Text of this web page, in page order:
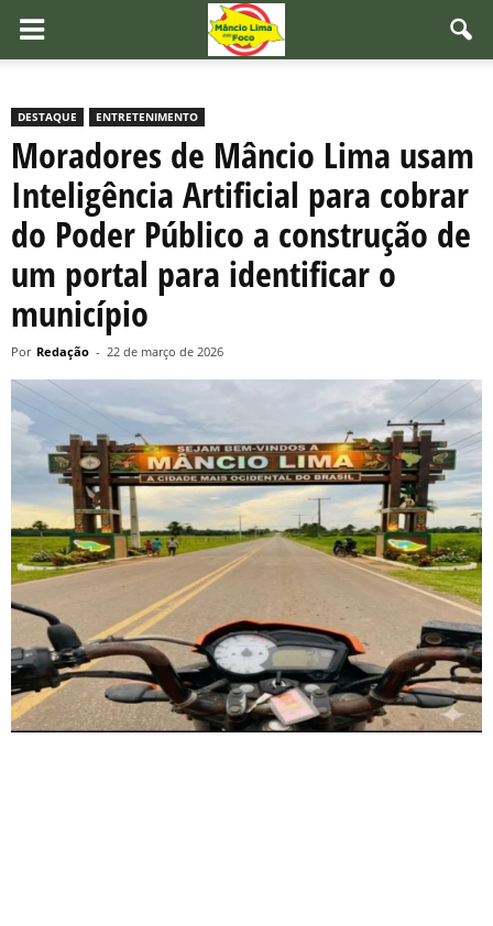
DESTAQUE ENTRETENIMENTO
Moradores de Mâncio Lima usam
Inteligência Artificial para cobrar
do Poder Público a construção de
um portal para identificar o
município
Por Redação - 22 de março de 2026